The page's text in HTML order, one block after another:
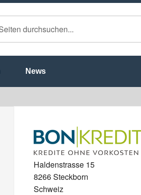
News
Haldenstrasse 15
8266 Steckborn
Schweiz